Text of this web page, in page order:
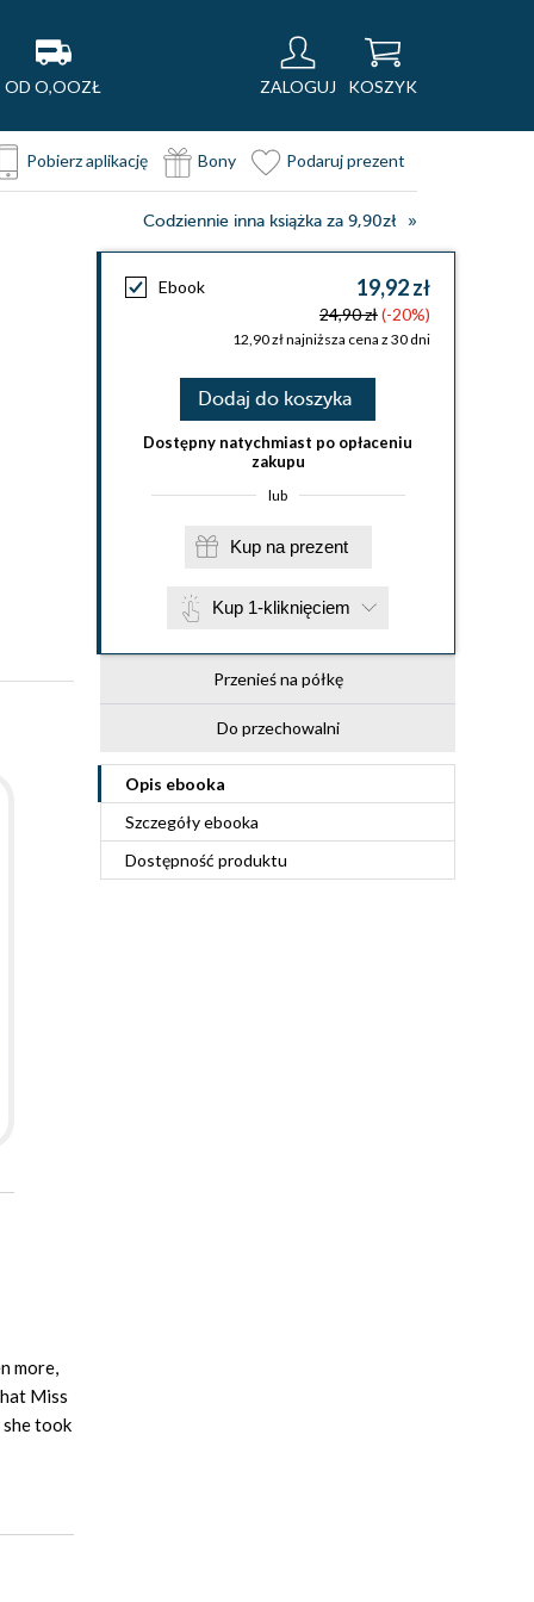
OD O,OOZŁ ZALOGUJ KOSZYK
Pobierz aplikację Bony Podaruj prezent
Codziennie inna książka za 9,90zł
Ebook 19,92 zł
24,90 zł(-20%)
12,90 zł najniższa cena z 30 dni
Dodaj do koszyka
Dostępny natychmiast po opłaceniu
zakupu
lub
Kup na prezent
Kup 1-kliknięciem
Przenieś na półkę
Do przechowalni
Opis ebooka
Szczegółyebooka
Dostępność produktu
more,
Miss
took